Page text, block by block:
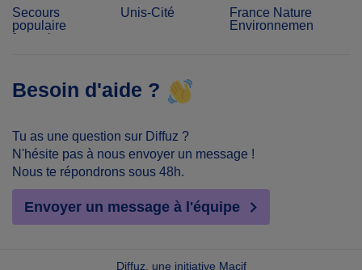
Secours
populaire
français
Unis-Cité
France Nature
Environnement
Besoin d'aide ?
Tu as une question sur Diffuz ?
N'hésite pas à nous envoyer un message !
Nous te répondrons sous 48h.
Envoyer un message à l'équipe
Diffuz, une initiative Macif